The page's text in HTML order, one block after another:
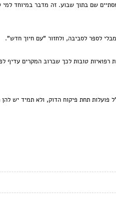
שם בתוך שבוע. זה מדבר במיוחד
לספר לסביבה, ולחזור "עם חיוך חדש".
רפואיות טובות לכך שברוב המקרים עדיף
תחת פיקוח הדוק, ולא תמיד יש להן